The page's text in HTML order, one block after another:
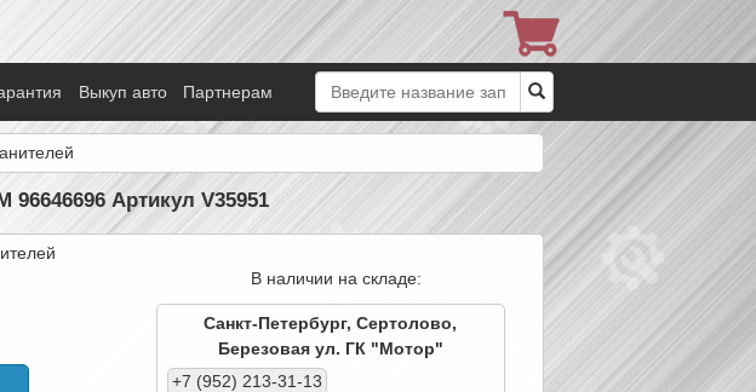
Выкуп авто Партнерам
Артикул V35951
В наличии на складе:
Санкт-Петербург, Сертолово,
Березовая ул. ГК "Мотор"
+7 (952) 213-31-13